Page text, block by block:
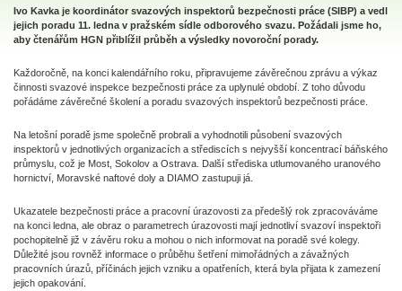
Ivo Kavka je koordinátor svazových inspektorů bezpečnosti práce (SIBP) a vedl
jejich poradu 11. ledna v pražském sídle odborového svazu. Požádali jsme ho,
aby čtenářům HGN přiblížil průběh a výsledky novoroční porady.
Každoročně, na konci kalendářního roku, připravujeme závěrečnou zprávu a výkaz
činnosti svazové inspekce bezpečnosti práce za uplynulé období. Z toho důvodu
pořádáme závěrečné školení a poradu svazových inspektorů bezpečnosti práce.
Na letošní poradě jsme společně probrali a vyhodnotili působení svazových
inspektorů v jednotlivých organizacích a střediscích s nejvyšší koncentrací báňského
průmyslu, což je Most, Sokolov a Ostrava. Další střediska utlumovaného uranového
hornictví, Moravské naftové doly a DIAMO zastupuji já.
Ukazatele bezpečnosti práce a pracovní úrazovosti za předešlý rok zpracováváme
na konci ledna, ale obraz o parametrech úrazovosti mají jednotliví svazoví inspektoři
pochopitelně již v závěru roku a mohou o nich informovat na poradě své kolegy.
Důležité jsou rovněž informace o průběhu šetření mimořádných a závažných
pracovních úrazů, příčinách jejich vzniku a opatřeních, která byla přijata k zamezení
jejich opakování.